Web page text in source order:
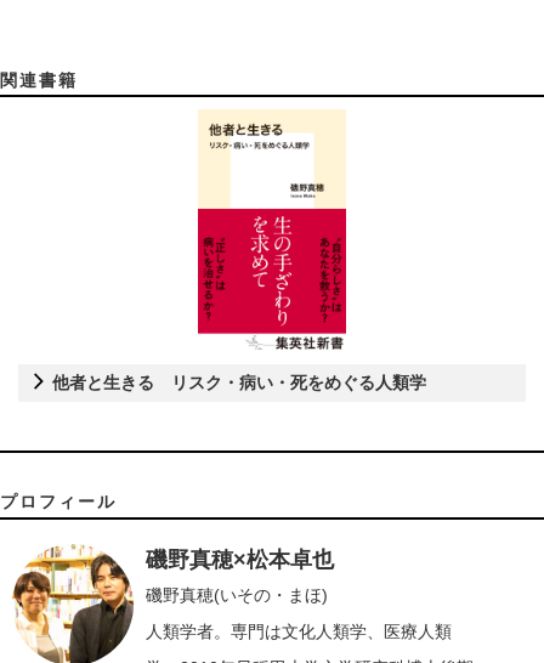
関連書籍
他者と生きる リスク・病い・死をめぐる人類学
プロフィール
磯野真穂×松本卓也
磯野真穂(いその・まほ)
人類学者。専門は文化人類学、医療人類